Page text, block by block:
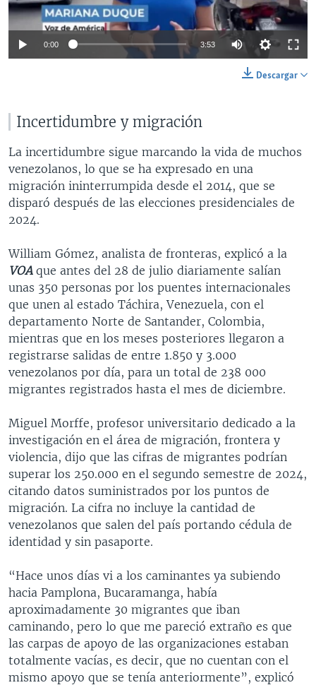
Auto 360p
720p 1080p
0:00 3:53 Auto
240p
1080p
Descargar
Incertidumbre y migración
La incertidumbre sigue marcando la vida de muchos
venezolanos, lo que se ha expresado en una
migración ininterrumpida desde el 2014, que se
disparó después de las elecciones presidenciales de
2024.
William Gómez, analista de fronteras, explicó a la
VOA que antes del 28 de julio diariamente salían
unas 350 personas por los puentes internacionales
que unen al estado Táchira, Venezuela, con el
departamento Norte de Santander, Colombia,
mientras que en los meses posteriores llegaron a
registrarse salidas de entre 1.850 y 3.000
venezolanos por día, para un total de 238 000
migrantes registrados hasta el mes de diciembre.
Miguel Morffe, profesor universitario dedicado a la
investigación en el área de migración, frontera y
violencia, dijo que las cifras de migrantes podrían
superar los 250.000 en el segundo semestre de 2024,
citando datos suministrados por los puntos de
migración. La cifra no incluye la cantidad de
venezolanos que salen del país portando cédula de
identidad y sin pasaporte.
“Hace unos días vi a los caminantes ya subiendo
hacia Pamplona, Bucaramanga, había
aproximadamente 30 migrantes que iban
caminando, pero lo que me pareció extraño es que
las carpas de apoyo de las organizaciones estaban
totalmente vacías, es decir, que no cuentan con el
mismo apoyo que se tenía anteriormente”, explicó